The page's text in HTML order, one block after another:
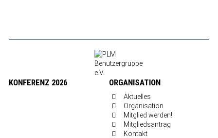
KONFERENZ 2026 ORGANISATION
Aktuelles
Organisation
Mitglied werden!
Mitgliedsantrag
Kontakt